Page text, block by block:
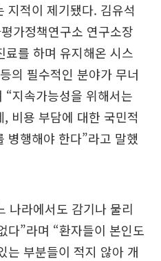
지적이 제기됐다. 김유석
가정책연구소 연구소장
료를 하며 유지해온 시스
의 필수적인 분야가 무너
지속가능성을 위해서는
비용 부담에 대한 국민적
병행해야 한다”라고 말했
나라에서도 감기나 물리
다”라며 “환자들이 본인도
는 부분들이 적지 않아 개